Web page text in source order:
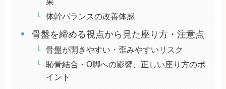
体幹バランスの改善体感
骨盤を締める視点から見た座り方・注意点
骨盤が開きやすい・歪みやすいリスク
恥骨結合・O脚への影響、正しい座り方のポ
イント